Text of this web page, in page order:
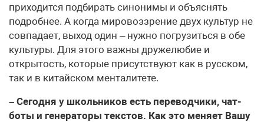
приходится подбирать синонимы и объяснять
подробнее. А когда мировоззрение двух культур не
совпадает, выход один – нужно погрузиться в обе
культуры. Для этого важны дружелюбие и
открытость, которые присутствуют как в русском,
так и в китайском менталитете.
– Сегодня у школьников есть переводчики, чат-
боты и генераторы текстов. Как это меняет Вашу